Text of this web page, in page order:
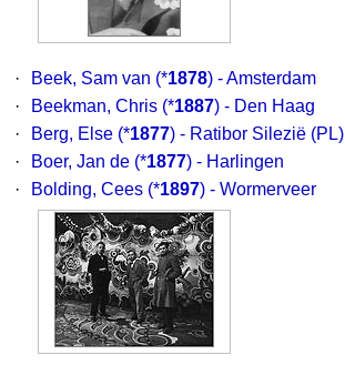
· Beek, Sam van (*1878) - Amsterdam
·
Beekman, Chris (*1887) - Den Haag
·
Berg, Else (*1877) - Ratibor Silezië (PL)
·
Boer, Jan de (*1877) - Harlingen
·
Bolding, Cees (*1897) - Wormerveer